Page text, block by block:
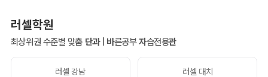
러셀학원
최상위권 수준별 맞춤 단과| 바른공부자습전용관
러셀 강남 러셀 대치